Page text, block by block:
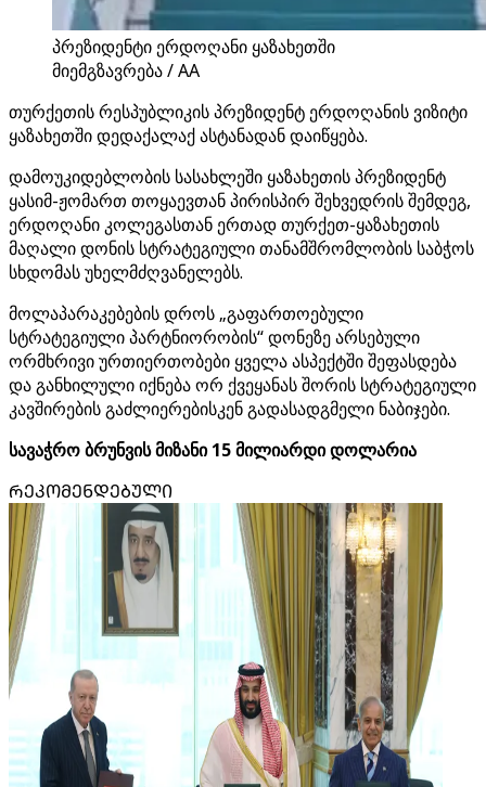
პრეზიდენტი ერდოღანი ყაზახეთში
მიემგზავრება / AA
თურქეთის რესპუბლიკის პრეზიდენტ ერდოღანის ვიზიტი
ყაზახეთში დედაქალაქ ასტანადან დაიწყება.
დამოუკიდებლობის სასახლეში ყაზახეთის პრეზიდენტ
ყასიმ-ჟომართ თოყაევთან პირისპირ შეხვედრის შემდეგ,
ერდოღანი კოლეგასთან ერთად თურქეთ-ყაზახეთის
მაღალი დონის სტრატეგიული თანამშრომლობის საბჭოს
სხდომას უხელმძღვანელებს.
მოლაპარაკებების დროს „გაფართოებული
სტრატეგიული პარტნიორობის“ დონეზე არსებული
ორმხრივი ურთიერთობები ყველა ასპექტში შეფასდება
და განხილული იქნება ორ ქვეყანას შორის სტრატეგიული
კავშირების გაძლიერებისკენ გადასადგმელი ნაბიჯები.
სავაჭრო ბრუნვის მიზანი 15 მილიარდი დოლარია
ᲠᲔᲙᲝᲛᲔᲜᲓᲔᲑᲣᲚᲘ